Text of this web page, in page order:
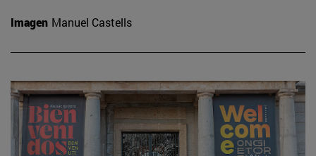
Imagen Manuel Castells